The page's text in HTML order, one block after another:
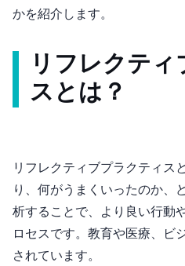
かを紹介します。
リフレクティ
スとは？
リフレクティブプラクティス
り、何がうまくいったのか、
析することで、より良い行動
ロセスです。教育や医療、ビ
されています。